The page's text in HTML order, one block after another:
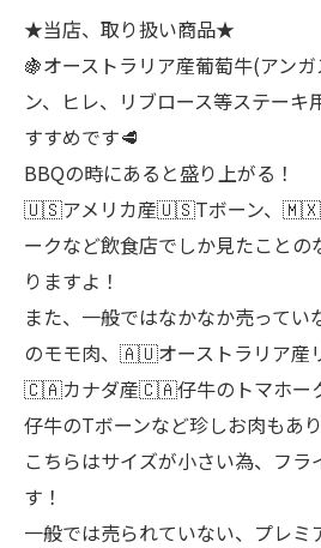
★当店、取り扱い商品★
🍇オーストラリア産葡萄牛(アン
ン、ヒレ、リブロース等ステーキ
すすめです🥩
BBQの時にあると盛り上がる！
🇺🇸アメリカ産🇺🇸Tボーン、🇲🇽
ークなど飲食店でしか見たことの
りますよ！
また、一般ではなかなか売っ
のモモ肉、🇦🇺オーストラリア産
🇨🇦カナダ産🇨🇦仔牛のトマホ
仔牛のTボーンなど珍しお肉もあ
こちらはサイズが小さい為、フ
す！
一般では売られていない、プレミ